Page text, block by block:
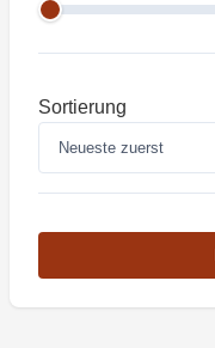
Sortierung